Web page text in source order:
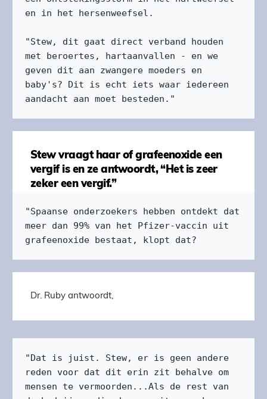
en in het hersenweefsel.
"Stew, dit gaat direct verband houden
met beroertes, hartaanvallen - en we
geven dit aan zwangere moeders en
baby's? Dit is echt iets waar iedereen
aandacht aan moet besteden."
Stew vraagt haar of grafeenoxide een
vergif is en ze antwoordt, “Het is zeer
zeker een vergif.”
"Spaanse onderzoekers hebben ontdekt dat
meer dan 99% van het Pfizer-vaccin uit
grafeenoxide bestaat, klopt dat?
Dr. Ruby antwoordt,
"Dat is juist. Stew, er is geen andere
reden voor dat dit erin zit behalve om
mensen te vermoorden...Als de rest van